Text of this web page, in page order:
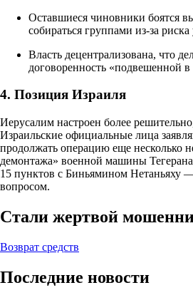
Оставшиеся чиновники боятся
собираться группами из-за риска
Власть децентрализована, что
договоренность «подвешенной в
4. Позиция Израиля
Иерусалим настроен более
Израильские официальные лица
продолжать операцию еще несколько
демонтажа» военной машины
15 пунктов с Биньямином Нетаньяху
вопросом.
Стали жертвой
Возврат средств
Последние новости